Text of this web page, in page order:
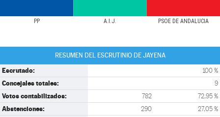
PP A.I.J. PSOE DE ANDALUCIA
RESUMEN DEL ESCRUTINIO DE JAYENA
Escrutado: 100 %
Concejales totales: 9
Votos contabilizados: 782 72,95 %
Abstenciones: 290 27,05 %